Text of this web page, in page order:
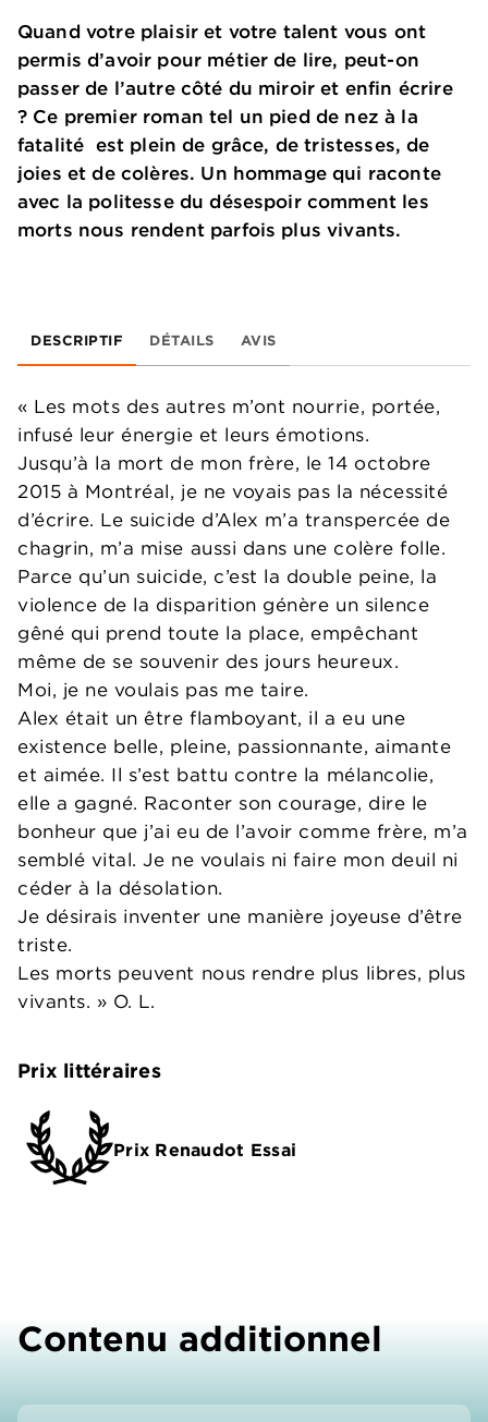
Quand votre plaisir et votre talent vous ont
permis d’avoir pour métier de lire, peut-on
passer de l’autre côté du miroir et enfin écrire
? Ce premier roman tel un pied de nez à la
fatalité est plein de grâce, de tristesses, de
joies et de colères. Un hommage qui raconte
avec la politesse du désespoir comment les
morts nous rendent parfois plus vivants.
DESCRIPTIF DÉTAILS AVIS
« Les mots des autres m’ont nourrie, portée,
infusé leur énergie et leurs émotions.
Jusqu’à la mort de mon frère, le 14 octobre
2015 à Montréal, je ne voyais pas la nécessité
d’écrire. Le suicide d’Alex m’a transpercée de
chagrin, m’a mise aussi dans une colère folle.
Parce qu’un suicide, c’est la double peine, la
violence de la disparition génère un silence
gêné qui prend toute la place, empêchant
même de se souvenir des jours heureux.
Moi, je ne voulais pas me taire.
Alex était un être flamboyant, il a eu une
existence belle, pleine, passionnante, aimante
et aimée. Il s’est battu contre la mélancolie,
elle a gagné. Raconter son courage, dire le
bonheur que j’ai eu de l’avoir comme frère, m’a
semblé vital. Je ne voulais ni faire mon deuil ni
céder à la désolation.
Je désirais inventer une manière joyeuse d’être
triste.
Les morts peuvent nous rendre plus libres, plus
vivants. » O. L.
Prix littéraires
Prix Renaudot Essai
Contenu additionnel